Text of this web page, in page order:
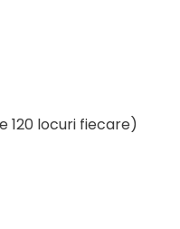
locuri fiecare)